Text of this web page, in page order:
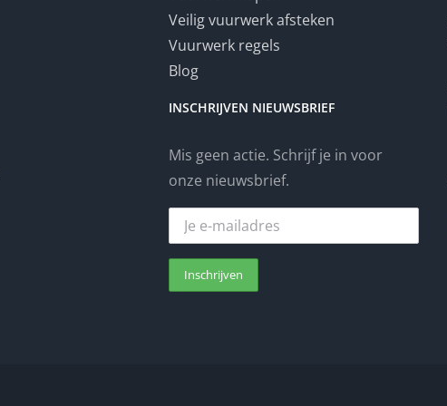
Veilig vuurwerk afsteken
Vuurwerk regels
Blog
INSCHRIJVEN NIEUWSBRIEF
Mis geen actie. Schrijf je in voor
onze nieuwsbrief.